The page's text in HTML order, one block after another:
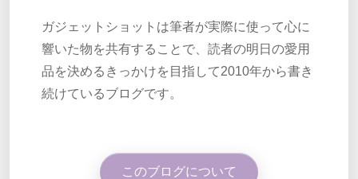
ガジェットショットは筆者が実際に使って心に
響いた物を共有することで、読者の明日の愛用
品を決めるきっかけを目指して2010年から書き
続けているブログです。
このブログについて